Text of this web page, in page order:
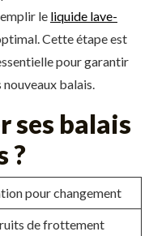
le liquide lave-
Cette étape est
pour garantir
balais.
ses balais
?
pour changement
de frottement